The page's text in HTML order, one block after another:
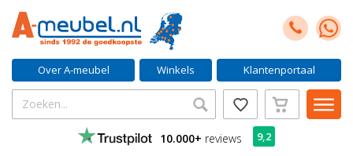
Over A-meubel Winkels Klantenportaal
10.000+ reviews 9,2